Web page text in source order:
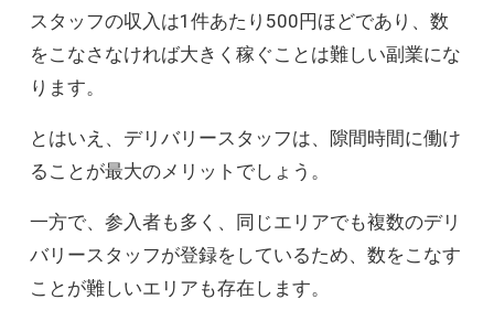
スタッフの収入は1件あたり500円ほどであり、数
をこなさなければ大きく稼ぐことは難しい副業にな
ります。
とはいえ、デリバリースタッフは、隙間時間に働け
ることが最大のメリットでしょう。
一方で、参入者も多く、同じエリアでも複数のデリ
バリースタッフが登録をしているため、数をこなす
ことが難しいエリアも存在します。